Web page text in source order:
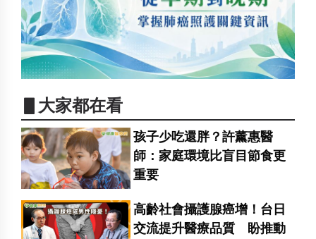
▋大家都在看
孩子少吃還胖？許薰惠醫
師：家庭環境比盲目節食更
重要
高齡社會攝護腺癌增！台日
交流提升醫療品質 盼推動